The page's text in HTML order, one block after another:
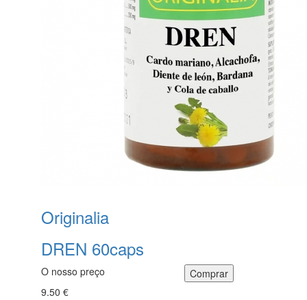
Originalia
DREN 60caps
O nosso preço
9.50 €